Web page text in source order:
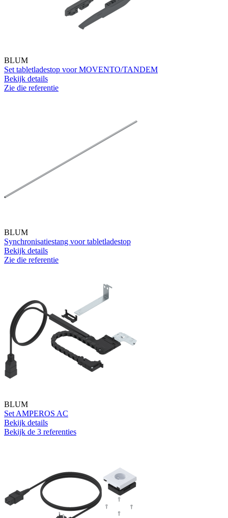
BLUM
Set tabletladestop voor MOVENTO/TANDEM
Bekijk details
Zie die referentie
BLUM
Synchronisatiestang voor tabletladestop
Bekijk details
Zie die referentie
BLUM
Set AMPEROS AC
Bekijk details
Bekijk de 3 referenties